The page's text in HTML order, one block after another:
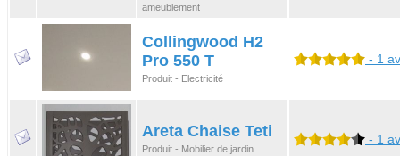
ameublement
Collingwood H2
Pro 550 T
Produit - Electricité
- 1
Areta Chaise Teti
Produit - Mobilier de jardin
- 1